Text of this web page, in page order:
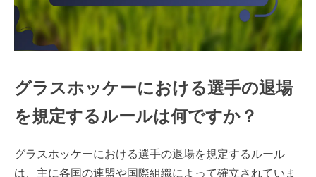
グラスホッケーにおける選手の退場
を規定するルールは何ですか？
グラスホッケーにおける選手の退場を規定するルール
は、主に各国の連盟や国際組織によって確立されていま